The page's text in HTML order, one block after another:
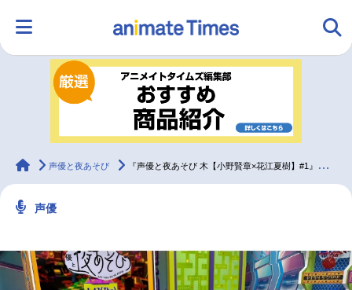
ランキング アニメ
ラジオ みんなの声 グッズ
2.5次元 配信・Vtuber トレンド 無料マンガ
animateTimes
声優と夜あそび 『声優と夜あそび 木【小野賢章×花江夏樹】#1』公式レポ到着
声優